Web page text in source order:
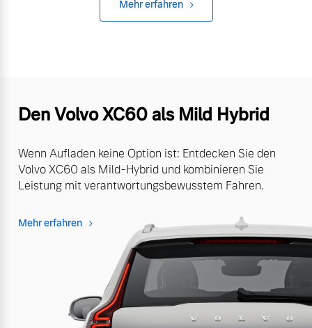
Mehr erfahren
Den Volvo XC60 als Mild Hybrid
Wenn Aufladen keine Option ist: Entdecken Sie den
Volvo XC60 als Mild-Hybrid und kombinieren Sie
Leistung mit verantwortungsbewusstem Fahren.
Mehr erfahren